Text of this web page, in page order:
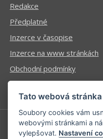
Redakce
Předplatné
Inzerce v časopise
Inzerce na www stránkách
Obchodní podmínky
Ochrana osobních údajů
Příhlášení | Registrace
Tato webová
Soubory cookies vám
webovými stránkami a
vylepšovat. Nastavení